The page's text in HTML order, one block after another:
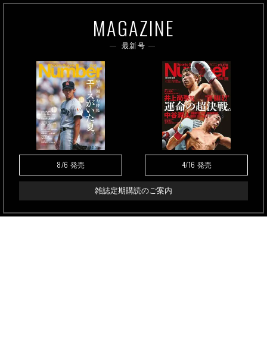
MAGAZINE
最新号
8/6 発売 4/16 発売
雑誌定期購読のご案内